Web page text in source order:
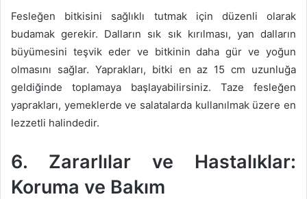
Fesleğen bitkisini sağlıklı tutmak için düzenli olarak
budamak gerekir. Dalların sık sık kırılması, yan dalların
büyümesini teşvik eder ve bitkinin daha gür ve yoğun
olmasını sağlar. Yaprakları, bitki en az 15 cm uzunluğa
geldiğinde toplamaya başlayabilirsiniz. Taze fesleğen
yaprakları, yemeklerde ve salatalarda kullanılmak üzere en
lezzetli halindedir.
6. Zararlılar ve Hastalıklar:
Koruma ve Bakım